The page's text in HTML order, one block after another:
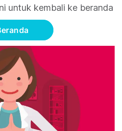
untuk kembali ke beranda